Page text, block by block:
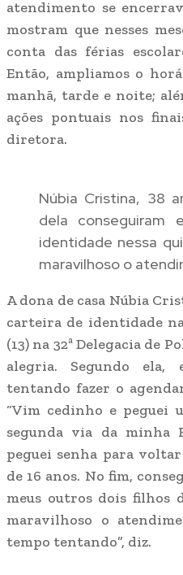
atendimento se
mostram que nesses
conta das férias
Então, ampliamos o
manhã, tarde e noite;
ações pontuais nos
diretora.
Núbia Cristina, 38
dela conseguiram
identidade nessa
maravilhoso o
A dona de casa Núbia
carteira de identidade
(13) na 32ª Delegacia de
alegria. Segundo ela,
tentando fazer o
“Vim cedinho e peguei
segunda via da minha
peguei senha para
de 16 anos. No fim,
meus outros dois filhos
maravilhoso o
tempo tentando”, diz.